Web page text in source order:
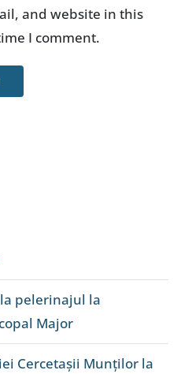
and website in this
I comment.
pelerinajul la
Major
Cercetașii Munților la